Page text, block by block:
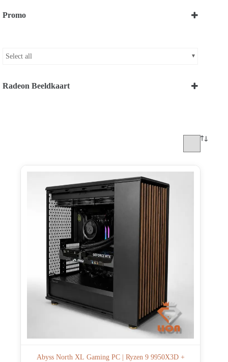
Abyss North XL Gaming PC | Ryzen 9 9950X3D +
Intel®Ultra™ i9 Series
Mini
Promo
Select all
Radeon Beeldkaart